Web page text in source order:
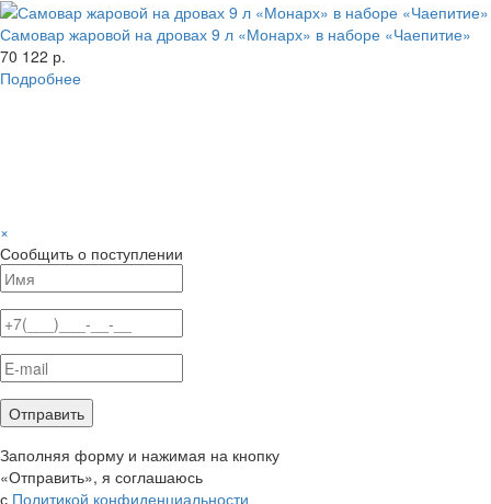
Самовар жаровой на дровах 9 л «Монарх» в наборе «Чаепитие»
70 122 р.
Подробнее
×
Сообщить о поступлении
Заполняя форму и нажимая на кнопку
«Отправить», я соглашаюсь
с Политикой конфиденциальности